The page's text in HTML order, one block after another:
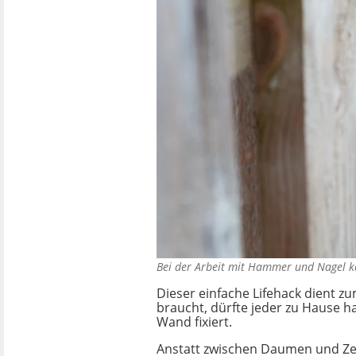
Bei der Arbeit mit Hammer und Nagel
Dieser einfache Lifehack dient
braucht, dürfte jeder zu Hause
Wand fixiert.
Anstatt zwischen Daumen und